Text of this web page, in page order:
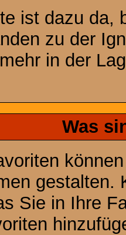
ist dazu da,
zu der
in der
Was
Sie in Ihre